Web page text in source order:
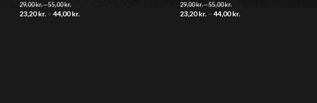
29,00kr.–55,00kr.
23,20kr. – 44,00kr.
29,00kr.–55,00kr.
23,20kr. – 44,00kr.